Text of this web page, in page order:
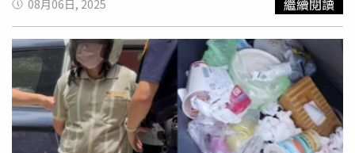
更大，是連電池的「後事」都想插手。 台塑新智能7月剛宣
布，完成全台第1座整合前段物理破碎與後段化學萃取的鋰
鐵電池回收示範線，可提煉出電池級的碳酸鋰，成了「城市
採礦」，未來可有效回收台灣的各種電池，分解出珍貴的元
素，可直接用於新的鋰電池製造。 一般而言，電動車鋰電
池在平均使用約8至12年後電池續航力下降，三元鋰電池的
正極鋁箔上有鋰、鈷、鎳、錳等材質，鋰鐵電池的正極鋁箔
上則是鋰、鐵等材質。 除了因未來會有大量的汰役電池，
流車違停在轉彎處，違反交通規定，將依法開罰，儘管物流
車違規，但根據事故雙方的位置及「左讓右」的交通規則判
斷，劉女在李女左側，理應禮讓右方來車，因此需承擔大部
分肇事責任。台中警方提醒民眾，行經無號誌路口時，務必
減速慢行，注意周遭環境，遵守「左讓右」原則，才能避免
類似事故發生。
08月06日, 2025